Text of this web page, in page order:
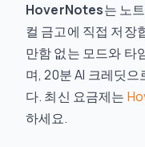
HoverNotes는 노
컬 금고에 직접 저장
만함 없는 모드와 타
며, 20분 AI 크레딧
다. 최신 요금제는
하세요.